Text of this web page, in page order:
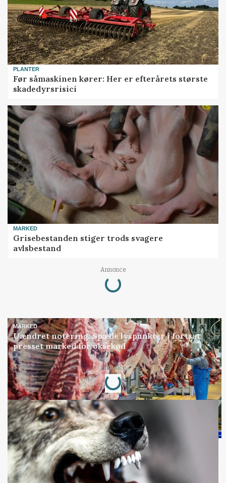
PLANTER
Før såmaskinen kører: Her er efterårets største
skadedyrsrisici
MARKED
Grisebestanden stiger trods svagere
avlsbestand
Annonce
Loading...
MARKED
Uændret notering: Spæde lyspunkter i fortsat
presset marked for oksekød
Annonce
Loading...